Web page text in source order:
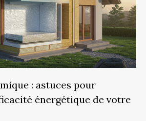
: astuces pour
énergétique de votre